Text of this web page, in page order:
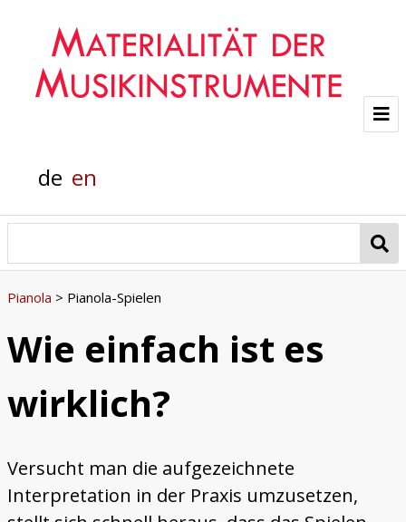
Materialanalyse
Pianola
Holzklang
de en
Pianola > Pianola-Spielen
Wie einfach ist es
wirklich?
Versucht man die aufgezeichnete
Interpretation in der Praxis umzusetzen,